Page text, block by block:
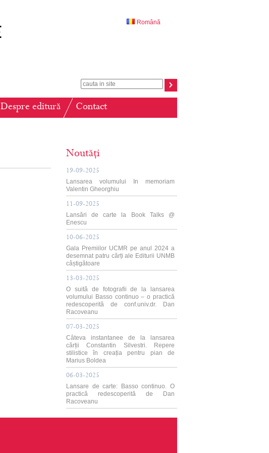
Română
Despre editură Contact
Noutăți
19-09-2025
Lansarea volumului In memoriam
Valentin Gheorghiu
11-09-2025
Lansări de carte la Book Talks @
Enescu
10-06-2025
Gala Premiilor UCMR pe anul 2024 a
desemnat patru cărți ale Editurii UNMB
câștigătoare
13-03-2025
O suită de fotografii de la lansarea
volumului Basso continuo – o practică
redescoperită de conf.univ.dr. Dan
Racoveanu
07-03-2025
Câteva instantanee de la lansarea
cărții Constantin Silvestri. Repere
stilistice în creația pentru pian de
Marius Boldea
06-03-2025
Lansare de carte: Basso continuo. O
practică redescoperită de Dan
Racoveanu